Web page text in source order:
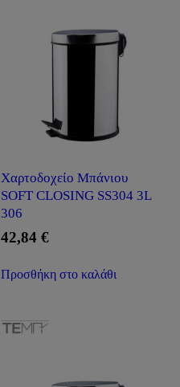
Χαρτοδοχείο Μπάνιου
SOFT CLOSING SS304 3L
306
42,84 €
Προσθήκη στο καλάθι